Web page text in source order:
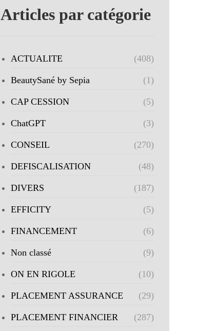
Articles par catégorie
ACTUALITE (408)
BeautySané by Sepia (1)
CAP CESSION (5)
ChatGPT (3)
CONSEIL (270)
DEFISCALISATION (48)
DIVERS (187)
EFFICITY (5)
FINANCEMENT (6)
Non classé (9)
ON EN RIGOLE (10)
PLACEMENT ASSURANCE (29)
PLACEMENT FINANCIER (287)